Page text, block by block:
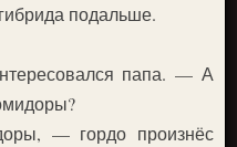
подальше.
папа. — А
— гордо произнёс